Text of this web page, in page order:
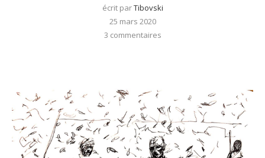
écrit parTibovski
25 mars 2020
3 commentaires